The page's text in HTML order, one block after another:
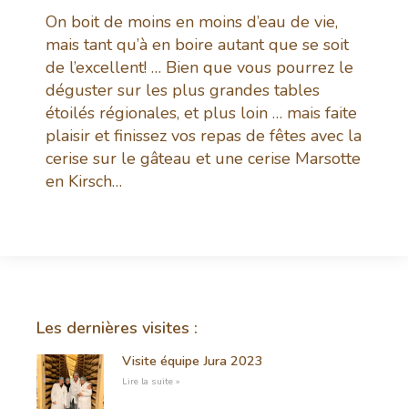
On boit de moins en moins d’eau de vie,
mais tant qu’à en boire autant que se soit
de l’excellent! … Bien que vous pourrez le
déguster sur les plus grandes tables
étoilés régionales, et plus loin … mais faite
plaisir et finissez vos repas de fêtes avec la
cerise sur le gâteau et une cerise Marsotte
en Kirsch…
Les dernières visites :
Visite équipe Jura 2023
Lire la suite »